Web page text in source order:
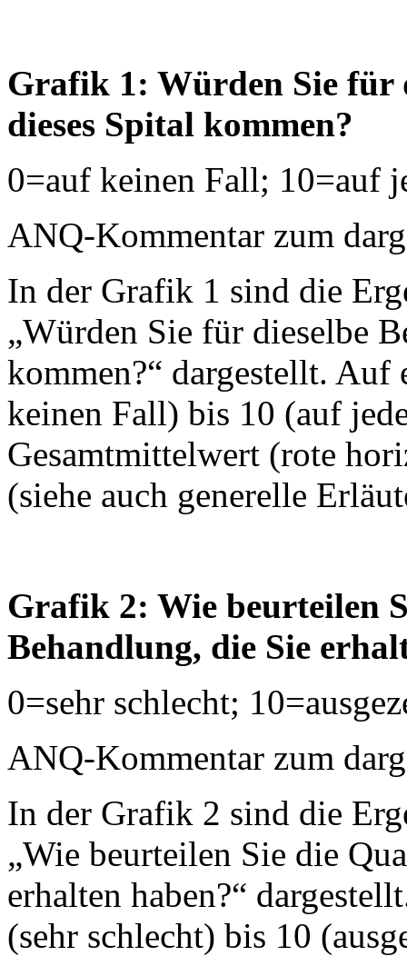
Grafik 1: Würden Sie für
dieses Spital kommen?
0=auf keinen Fall; 10=auf
ANQ-Kommentar zum
In der Grafik 1 sind die
„Würden Sie für dieselbe
kommen?“ dargestellt. Auf
keinen Fall) bis 10 (auf
Gesamtmittelwert (rote
(siehe auch generelle
Grafik 2: Wie beurteilen
Behandlung, die Sie
0=sehr schlecht;
ANQ-Kommentar zum
In der Grafik 2 sind die
„Wie beurteilen Sie die
erhalten haben?“
(sehr schlecht) bis 10